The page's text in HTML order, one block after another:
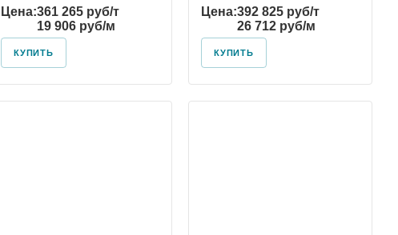
Цена:361 265 руб/т
19 906 руб/м
КУПИТЬ
Цена:392 825 руб/т
26 712 руб/м
КУПИТЬ